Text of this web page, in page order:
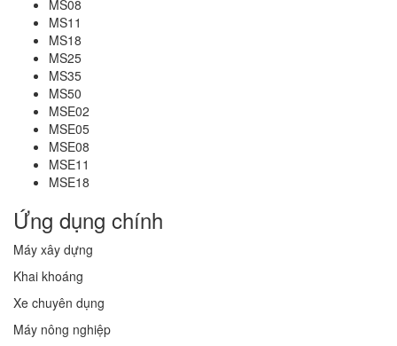
MS08
MS11
MS18
MS25
MS35
MS50
MSE02
MSE05
MSE08
MSE11
MSE18
Ứng dụng chính
Máy xây dựng
Khai khoáng
Xe chuyên dụng
Máy nông nghiệp